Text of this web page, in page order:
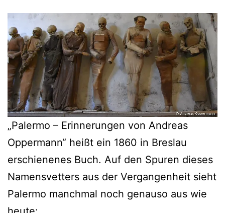
„Palermo – Erinnerungen von Andreas
Oppermann“ heißt ein 1860 in Breslau
erschienenes Buch. Auf den Spuren dieses
Namensvetters aus der Vergangenheit sieht
Palermo manchmal noch genauso aus wie